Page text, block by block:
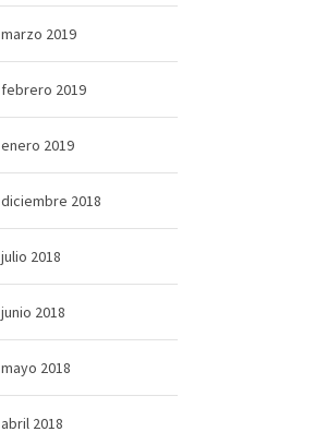
marzo 2019
febrero 2019
enero 2019
diciembre 2018
julio 2018
junio 2018
mayo 2018
abril 2018